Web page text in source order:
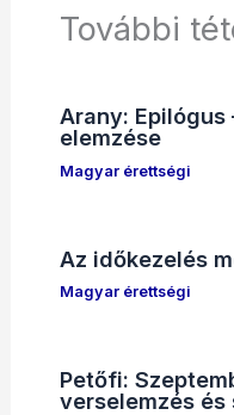
További
Arany: Epilógus
elemzése
Magyar érettségi
Az időkezelés
Magyar érettségi
Petőfi:
verselemzés és